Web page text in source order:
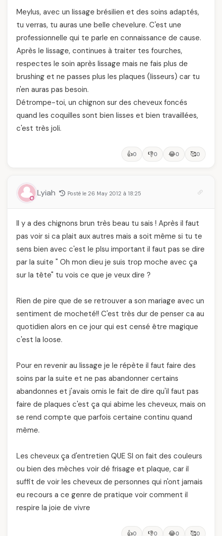
Meylus, avec un lissage brésilien et des soins adaptés,
tu verras, tu auras une belle chevelure. C'est une
professionnelle qui te parle en connaissance de cause.
Après le lissage, continues à traiter tes fourches,
respectes le soin après lissage mais ne fais plus de
brushing et ne passes plus les plaques (lisseurs) car tu
n'en auras pas besoin.
Détrompe-toi, un chignon sur des cheveux foncés
quand les coquilles sont bien lisses et bien travaillées,
c'est très joli.
👍0 👎0 😂0 🥰0
Lyiah Posté le 26 May 2012 à 18:25
Il y a des chignons brun très beau tu sais ! Après il faut
pas voir si ca plait aux autres mais a soit même si tu te
sens bien avec c'est le plsu important il faut pas se dire
par la suite " Oh mon dieu je suis trop moche avec ça
sur la tête" tu vois ce que je veux dire ?
Rien de pire que de se retrouver a son mariage avec un
sentiment de mocheté!! C'est très dur de penser ca au
quotidien alors en ce jour qui est censé être magique
c'est la loose.
Pour en revenir au lissage je le répète il faut faire des
soins par la suite et ne pas abandonner certains
abandonnes et j'avais omis le fait de dire qu'il faut pas
faire de plaques c'est ça qui abime les cheveux, mais on
se rend compte que parfois certaine continu quand
même.
Les cheveux ça d'entretien QUE SI on fait des couleurs
ou bien des mèches voir dé frisage et plaque, car il
suffit de voir les cheveux de personnes qui n'ont jamais
eu recours a ce genre de pratique voir comment il
respire la joie de vivre
👍0 👎0 😂0 🥰0